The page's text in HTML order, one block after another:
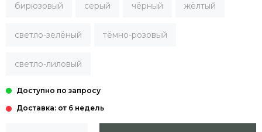
бирюзовый серый чёрный жёлтый
светло-зелёный тёмно-розовый
светло-лиловый
Доставка: от 6 недель